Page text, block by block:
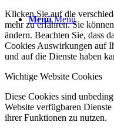
Menü Menü
Klicken Sie auf die
mehr zu erfahren. Sie
ändern. Beachten Sie, dass
Cookies Auswirkungen auf
und auf die Dienste haben
Wichtige Website Cookies
Diese Cookies sind
Website verfügbaren
ihrer Funktionen zu nutzen.